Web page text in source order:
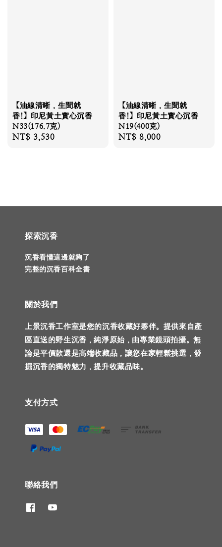
【油線清晰，生聞就
香!】印尼黃土實心沉香
N33(176.7克)
Regular
NT$ 3,530
【油線清晰，生聞就
香!】印尼黃土實心沉香
N19(400克)
Regular
NT$ 8,000
探索沉香
沉香看懂這邊就夠了
完整的沉香百科全書
關於我們
上景沉香工作室是您的沉香收藏好夥伴。提供來自產
區直送的野生沉香，純淨原始，由專業鏡頭拍攝。無
論是平價款還是高端收藏品，讓您在家輕鬆挑選，發
掘沉香的獨特魅力，提升收藏品味。
支付方式
聯絡我們